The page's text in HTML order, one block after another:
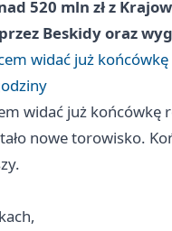
520 mln zł z
Beskidy oraz
widać już
widać już końcówkę
nowe torowisko.